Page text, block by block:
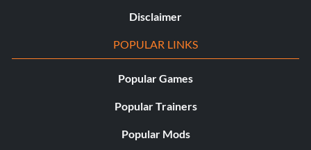
Disclaimer
POPULAR LINKS
Popular Games
Popular Trainers
Popular Mods